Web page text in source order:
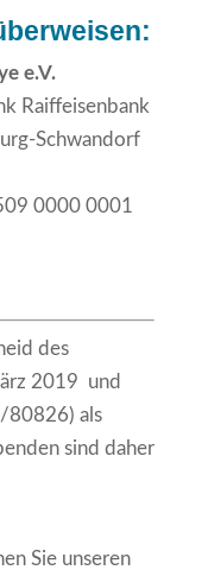
e.V.
Raiffeisenbank
Schwandorf
0000 0001
des
2019 und
als
sind daher
Sie unseren